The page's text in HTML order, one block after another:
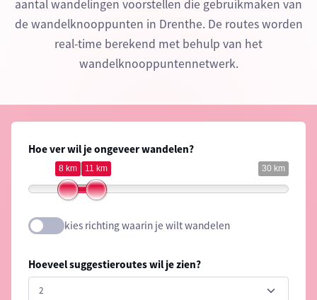
aantal wandelingen voorstellen die gebruikmaken van
de wandelknooppunten in Drenthe. De routes worden
real-time berekend met behulp van het
wandelknooppuntennetwerk.
Hoe ver wil je ongeveer wandelen?
30 km
8 km 11 km
kies richting waarin je wilt wandelen
Hoeveel suggestieroutes wil je zien?